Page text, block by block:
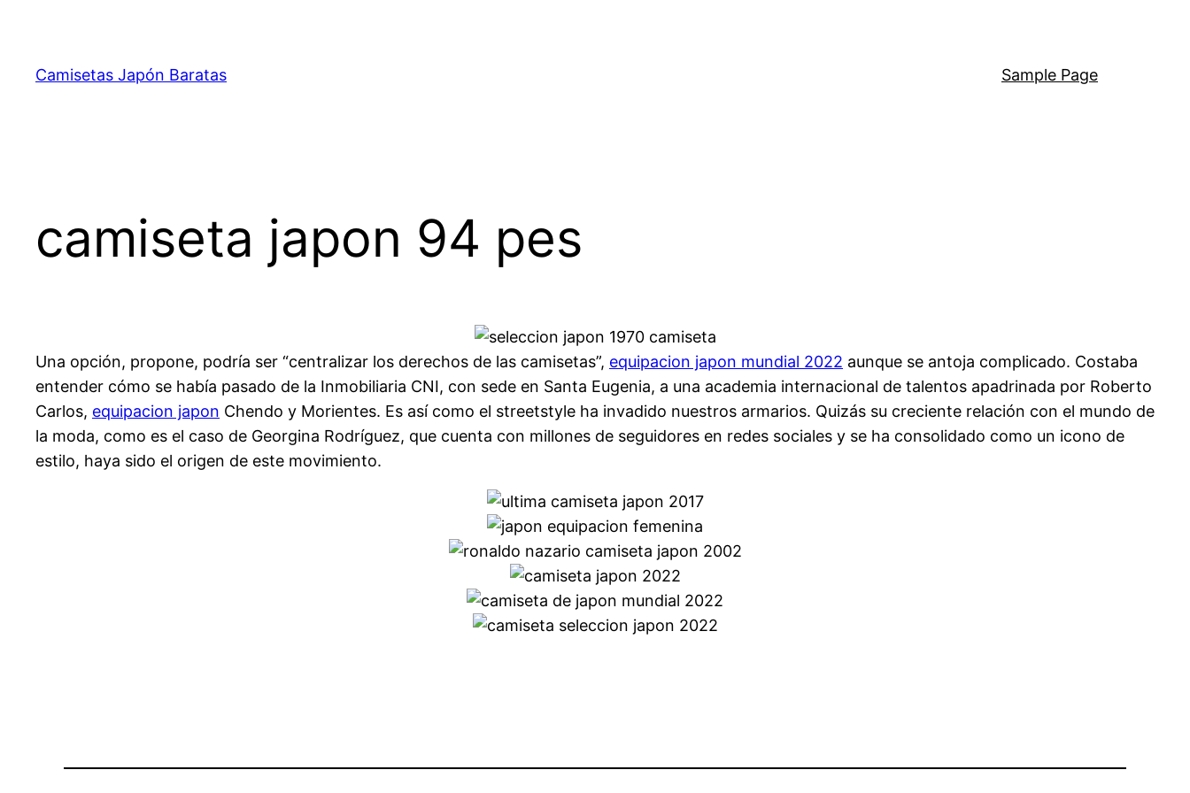
contenido
Camisetas Japón Baratas Sample Page
camiseta japon 94 pes
Una opción, propone, podría ser “centralizar los derechos de las camisetas”, equipacion japon mundial 2022 aunque se antoja complicado. Costaba
entender cómo se había pasado de la Inmobiliaria CNI, con sede en Santa Eugenia, a una academia internacional de talentos apadrinada por Roberto
Carlos, equipacion japon Chendo y Morientes. Es así como el streetstyle ha invadido nuestros armarios. Quizás su creciente relación con el mundo de
la moda, como es el caso de Georgina Rodríguez, que cuenta con millones de seguidores en redes sociales y se ha consolidado como un icono de
estilo, haya sido el origen de este movimiento.